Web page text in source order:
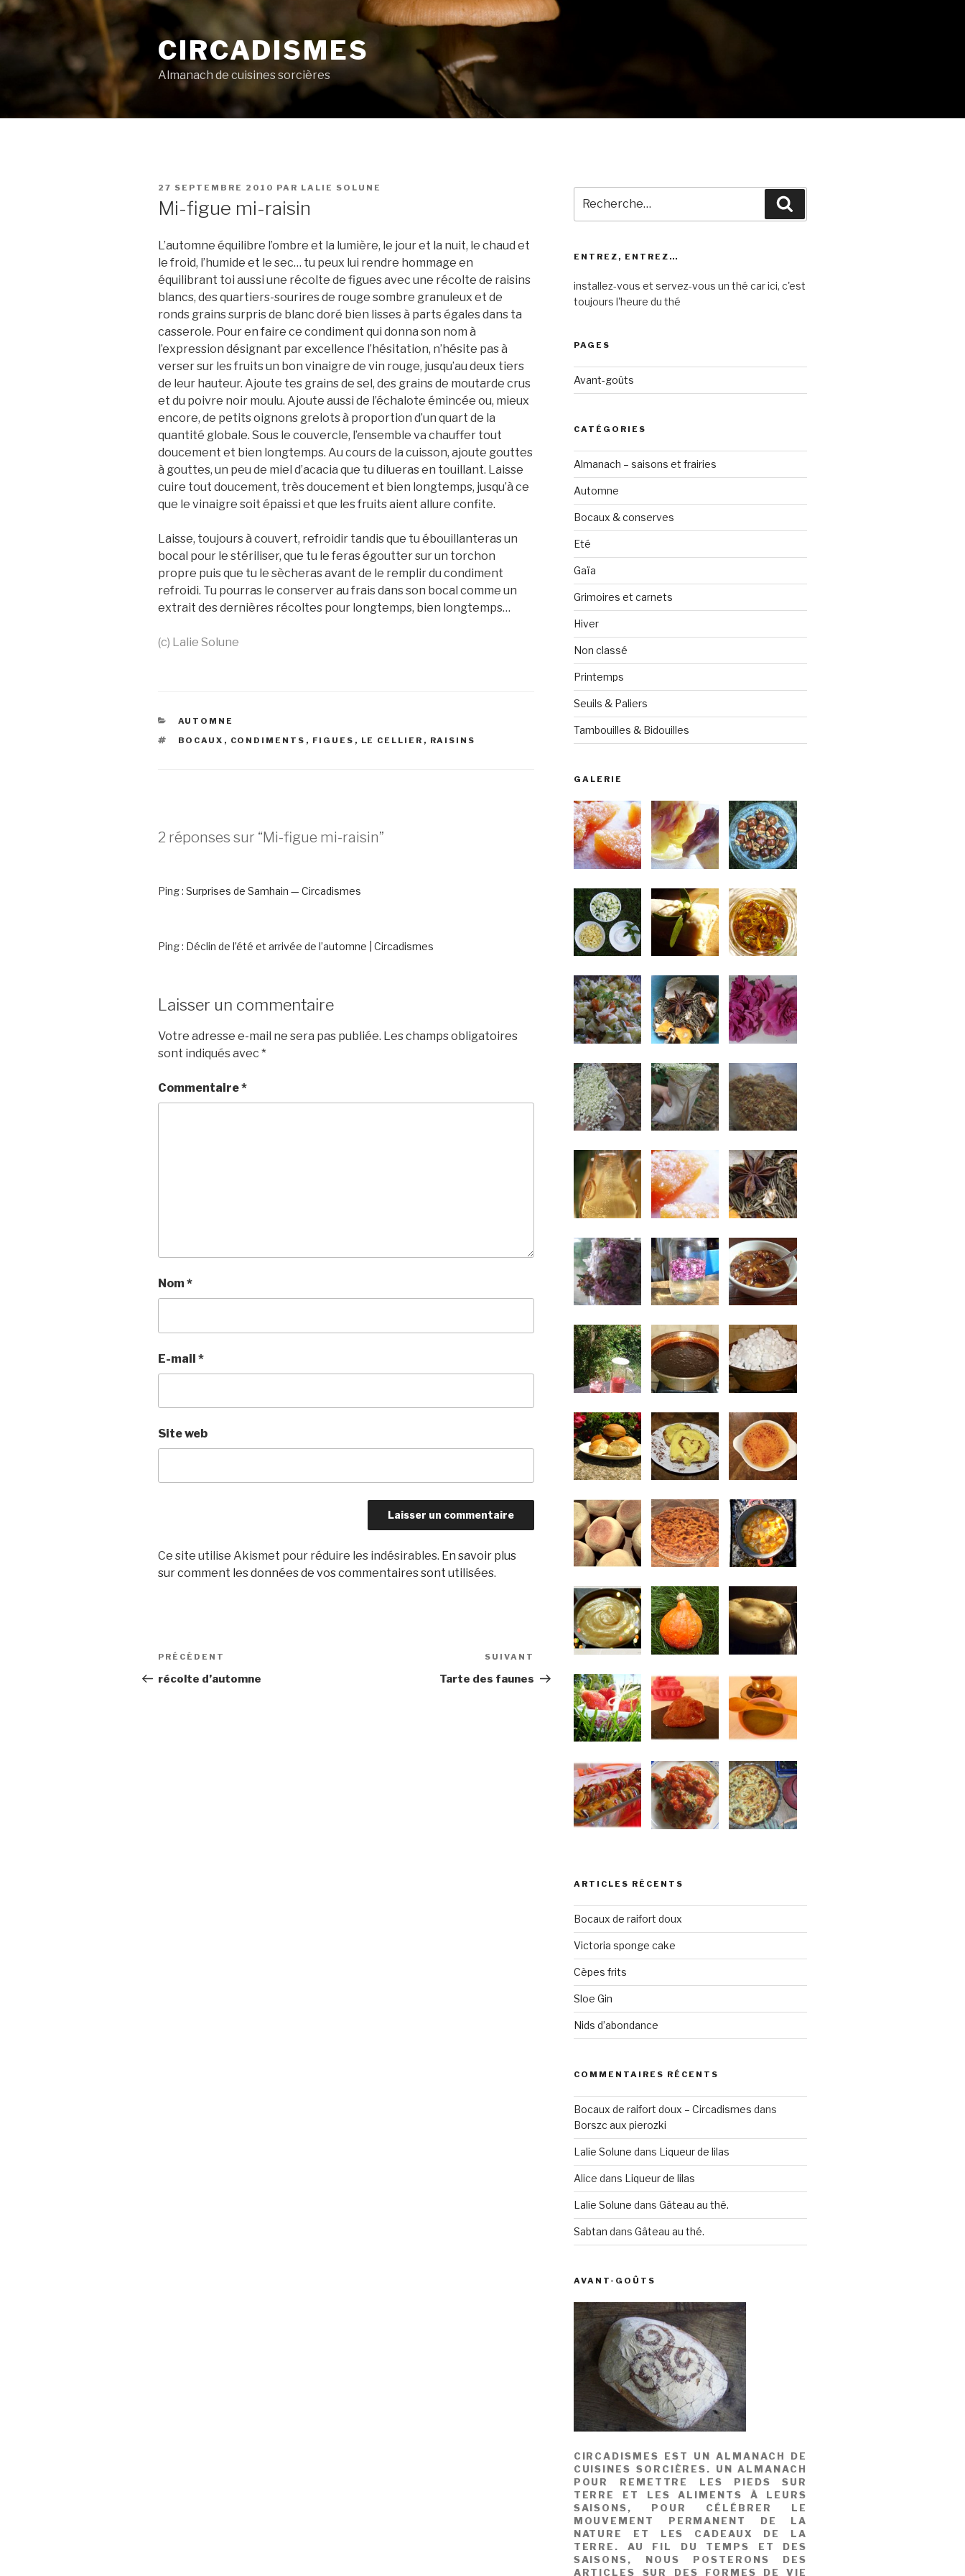
Aller
CIRCADISMES
Almanach de cuisines sorcières
PUBLIÉ
27 SEPTEMBRE 2010 PAR LALIE SOLUNE
Mi-figue mi-raisin
L’automne équilibre l’ombre et la lumière, le jour et la nuit, le chaud et
le froid, l’humide et le sec… tu peux lui rendre hommage en
équilibrant toi aussi une récolte de figues avec une récolte de raisins
blancs, des quartiers-sourires de rouge sombre granuleux et de
ronds grains surpris de blanc doré bien lisses à parts égales dans ta
casserole. Pour en faire ce condiment qui donna son nom à
l’expression désignant par excellence l’hésitation, n’hésite pas à
verser sur les fruits un bon vinaigre de vin rouge, jusqu’au deux tiers
de leur hauteur. Ajoute tes grains de sel, des grains de moutarde crus
et du poivre noir moulu. Ajoute aussi de l’échalote émincée ou, mieux
encore, de petits oignons grelots à proportion d’un quart de la
quantité globale. Sous le couvercle, l’ensemble va chauffer tout
doucement et bien longtemps. Au cours de la cuisson, ajoute gouttes
à gouttes, un peu de miel d’acacia que tu dilueras en touillant. Laisse
cuire tout doucement, très doucement et bien longtemps, jusqu’à ce
que le vinaigre soit épaissi et que les fruits aient allure confite.
Laisse, toujours à couvert, refroidir tandis que tu ébouillanteras un
bocal pour le stériliser, que tu le feras égoutter sur un torchon
propre puis que tu le sècheras avant de le remplir du condiment
refroidi. Tu pourras le conserver au frais dans son bocal comme un
extrait des dernières récoltes pour longtemps, bien longtemps…
(c) Lalie Solune
CATÉGORIES
AUTOMNE
ÉTIQUETTES
BOCAUX , CONDIMENTS , FIGUES , LE CELLIER , RAISINS
2 réponses sur “Mi-figue mi-raisin”
Ping : Surprises de Samhain — Circadismes
Ping : Déclin de l’été et arrivée de l’automne | Circadismes
Laisser un commentaire
Votre adresse e-mail ne sera pas publiée. Les champs obligatoires
sont indiqués avec *
Commentaire*
Nom*
E-mail *
Site web
Ce site utilise Akismet pour réduire les indésirables. En savoir plus
sur comment les données de vos commentaires sont utilisées.
Navigation
de
Article
précédent
PRÉCÉDENT
récolte d’automne
Article
suivant
SUIVANT
Tarte des faunes
pour
:
ENTREZ, ENTREZ…
installez-vous et servez-vous un thé car ici, c'est
toujours l'heure du thé
PAGES
Avant-goûts
CATÉGORIES
Almanach – saisons et frairies
Automne
Bocaux & conserves
Eté
Gaïa
Grimoires et carnets
Hiver
Non classé
Printemps
Seuils & Paliers
Tambouilles & Bidouilles
GALERIE
ARTICLES RÉCENTS
Bocaux de raifort doux
Victoria sponge cake
Cèpes frits
Sloe Gin
Nids d’abondance
COMMENTAIRES RÉCENTS
Bocaux de raifort doux – Circadismes dans
Borszc aux pierozki
Lalie Solune dans Liqueur de lilas
Alice dans Liqueur de lilas
Lalie Solune dans Gâteau au thé.
Sabtan dans Gâteau au thé.
AVANT-GOÛTS
CIRCADISMES EST UN ALMANACH DE
CUISINES SORCIÈRES. UN ALMANACH
POUR REMETTRE LES PIEDS SUR
TERRE ET LES ALIMENTS À LEURS
SAISONS, POUR CÉLÉBRER LE
MOUVEMENT PERMANENT DE LA
NATURE ET LES CADEAUX DE LA
TERRE. AU FIL DU TEMPS ET DES
SAISONS, NOUS POSTERONS DES
ARTICLES SUR DES FORMES DE VIE